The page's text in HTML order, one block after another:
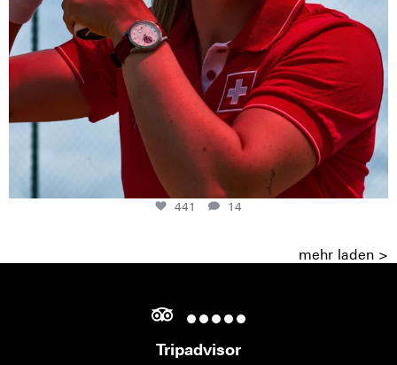
441 14
mehr laden >
Tripadvisor